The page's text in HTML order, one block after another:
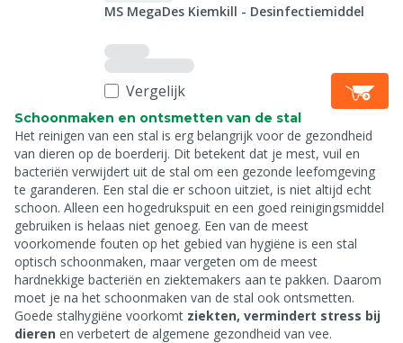
MS MegaDes Kiemkill - Desinfectiemiddel
Vergelijk
Schoonmaken en ontsmetten van de stal
Het reinigen van een stal is erg belangrijk voor de gezondheid
van dieren op de boerderij. Dit betekent dat je mest, vuil en
bacteriën verwijdert uit de stal om een gezonde leefomgeving
te garanderen. Een stal die er schoon uitziet, is niet altijd echt
schoon. Alleen een hogedrukspuit en een goed reinigingsmiddel
gebruiken is helaas niet genoeg. Een van de meest
voorkomende fouten op het gebied van hygiëne is een stal
optisch schoonmaken, maar vergeten om de meest
hardnekkige bacteriën en ziektemakers aan te pakken. Daarom
moet je na het schoonmaken van de stal ook ontsmetten.
Goede stalhygiëne voorkomt ziekten, vermindert stress bij
dieren en verbetert de algemene gezondheid van vee.